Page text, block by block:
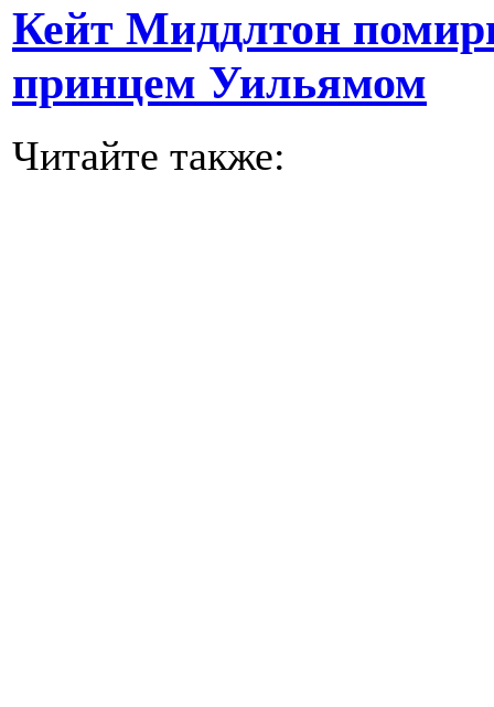
Кейт Миддлтон
принцем Уильямом
Читайте также: